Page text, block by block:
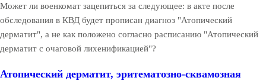
Может ли военкомат зацепиться за следующее: в акте после
обследования в КВД будет прописан диагноз "Атопический
дерматит", а не как положено согласно расписанию "Атопический
дерматит с очаговой лихенификацией"?
Атопический дерматит, эритематозно-сквамозная